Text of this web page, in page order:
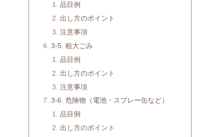
品目例
出し方のポイント
注意事項
3-5. 粗大ごみ
品目例
出し方のポイント
注意事項
3-6. 危険物（電池・スプレー缶など）
品目例
出し方のポイント